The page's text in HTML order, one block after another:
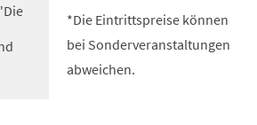
*Die Eintrittspreise können
bei Sonderveranstaltungen
abweichen.